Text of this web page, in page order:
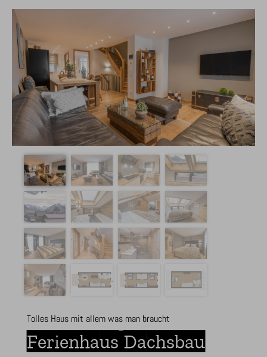
Tolles Haus mit allem was man braucht
Ferienhaus Dachsbau